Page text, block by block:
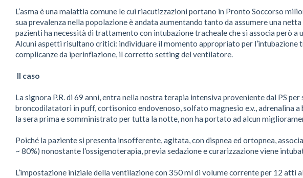
L’asma è una malattia comune le cui riacutizzazioni portano in Pronto Soccorso
sua prevalenza nella popolazione è andata aumentando tanto da assumere una
pazienti ha necessità di trattamento con intubazione tracheale che si associa però
Alcuni aspetti risultano critici: individuare il momento appropriato per l’intubazione
complicanze da iperinflazione, il corretto setting del ventilatore.
Il caso
La signora P.R. di 69 anni, entra nella nostra terapia intensiva proveniente dal PS
broncodilatatori in puff, cortisonico endovenoso, solfato magnesio e.v., adrenalina
la sera prima e somministrato per tutta la notte, non ha portato ad alcun
Poiché la paziente si presenta insofferente, agitata, con dispnea ed ortopnea,
~ 80%) nonostante l’ossigenoterapia, previa sedazione e curarizzazione viene
L’impostazione iniziale della ventilazione con 350 ml di volume corrente per 12 atti